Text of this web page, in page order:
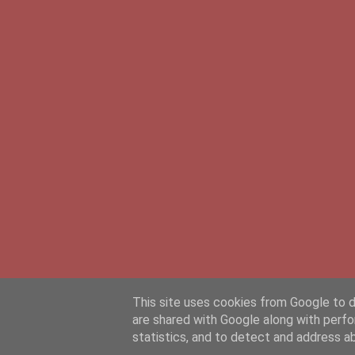
This site uses cookies from Google to
are shared with Google along with
statistics, and to detect and address